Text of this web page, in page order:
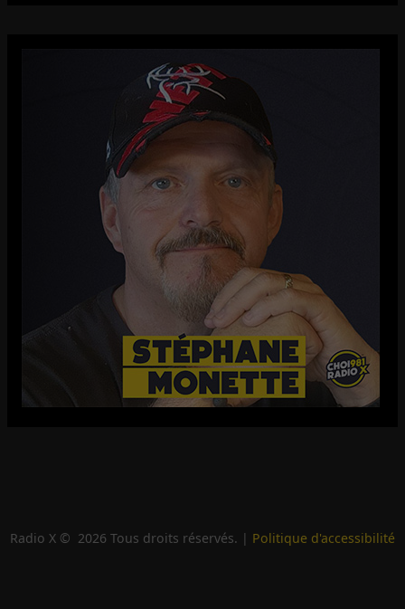
Radio X © 2026 Tous droits réservés. | Politique d'accessibilité